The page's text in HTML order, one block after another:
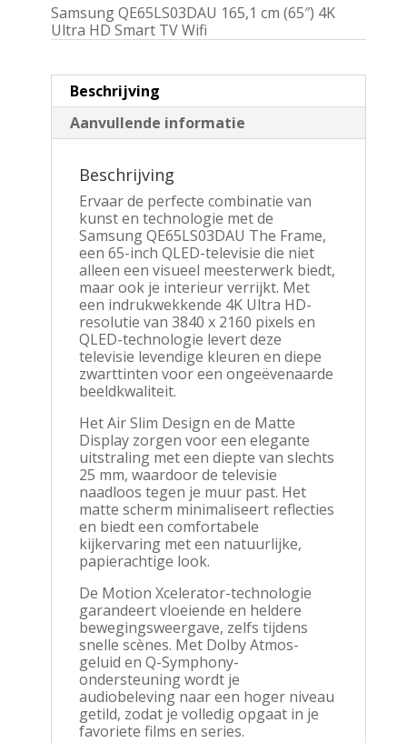
Samsung QE65LS03DAU 165,1 cm (65″) 4K
Ultra HD Smart TV Wifi
Beschrijving
Aanvullende informatie
Beschrijving
Ervaar de perfecte combinatie van
kunst en technologie met de
Samsung QE65LS03DAU The Frame,
een 65-inch QLED-televisie die niet
alleen een visueel meesterwerk biedt,
maar ook je interieur verrijkt. Met
een indrukwekkende 4K Ultra HD-
resolutie van 3840 x 2160 pixels en
QLED-technologie levert deze
televisie levendige kleuren en diepe
zwarttinten voor een ongeëvenaarde
beeldkwaliteit.
Het Air Slim Design en de Matte
Display zorgen voor een elegante
uitstraling met een diepte van slechts
25 mm, waardoor de televisie
naadloos tegen je muur past. Het
matte scherm minimaliseert reflecties
en biedt een comfortabele
kijkervaring met een natuurlijke,
papierachtige look.
De Motion Xcelerator-technologie
garandeert vloeiende en heldere
bewegingsweergave, zelfs tijdens
snelle scènes. Met Dolby Atmos-
geluid en Q-Symphony-
ondersteuning wordt je
audiobeleving naar een hoger niveau
getild, zodat je volledig opgaat in je
favoriete films en series.